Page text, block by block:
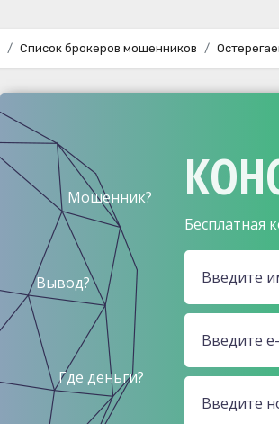
Список брокеров мошенников
Бесплатная
Мошенник?
Вывод?
Где деньги?